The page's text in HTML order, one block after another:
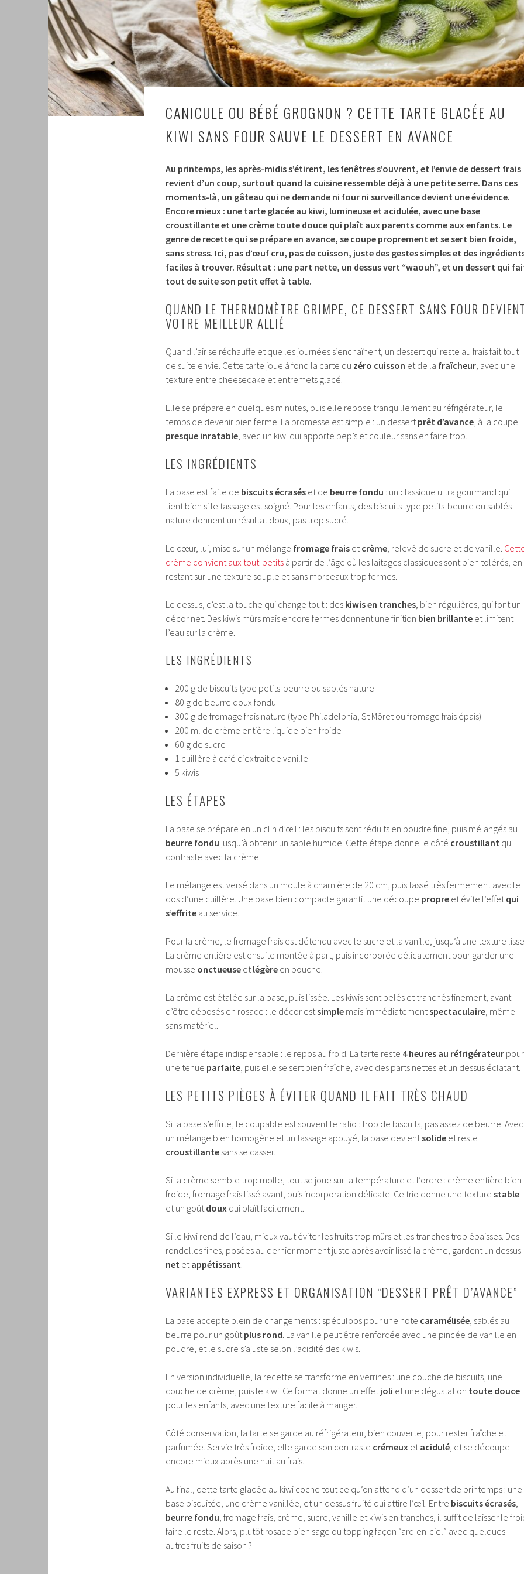
CANICULE OU BÉBÉ GROGNON ? CETTE TARTE GLACÉE AU
KIWI SANS FOUR SAUVE LE DESSERT EN AVANCE
Au printemps, les après-midis s’étirent, les fenêtres s’ouvrent, et l’envie de dessert frais
revient d’un coup, surtout quand la cuisine ressemble déjà à une petite serre. Dans ces
moments-là, un gâteau qui ne demande ni four ni surveillance devient une évidence.
Encore mieux : une tarte glacée au kiwi, lumineuse et acidulée, avec une base
croustillante et une crème toute douce qui plaît aux parents comme aux enfants. Le
genre de recette qui se prépare en avance, se coupe proprement et se sert bien froide,
sans stress. Ici, pas d’œuf cru, pas de cuisson, juste des gestes simples et des
faciles à trouver. Résultat : une part nette, un dessus vert “waouh”, et un dessert qui
tout de suite son petit effet à table.
QUAND LE THERMOMÈTRE GRIMPE, CE DESSERT SANS FOUR
VOTRE MEILLEUR ALLIÉ
Quand l’air se réchauffe et que les journées s’enchaînent, un dessert qui reste au frais fait tout
de suite envie. Cette tarte joue à fond la carte du zéro cuisson et de la fraîcheur , avec une
texture entre cheesecake et entremets glacé.
Elle se prépare en quelques minutes, puis elle repose tranquillement au réfrigérateur, le
temps de devenir bien ferme. La promesse est simple : un dessert prêt d’avance , à la coupe
presque inratable , avec un kiwi qui apporte pep’s et couleur sans en faire trop.
LES INGRÉDIENTS
La base est faite de biscuits écrasés et de beurre fondu : un classique ultra gourmand qui
tient bien si le tassage est soigné. Pour les enfants, des biscuits type petits-beurre ou sablés
nature donnent un résultat doux, pas trop sucré.
Le cœur, lui, mise sur un mélange fromage frais et crème , relevé de sucre et de vanille.
crème convient aux tout-petits à partir de l’âge où les laitages classiques sont bien tolérés, en
restant sur une texture souple et sans morceaux trop fermes.
Le dessus, c’est la touche qui change tout : des kiwis en tranches , bien régulières, qui font un
décor net. Des kiwis mûrs mais encore fermes donnent une finition bien brillante et limitent
l’eau sur la crème.
LES INGRÉDIENTS
200 g de biscuits type petits-beurre ou sablés nature
80 g de beurre doux fondu
300 g de fromage frais nature (type Philadelphia, St Môret ou fromage frais épais)
200 ml de crème entière liquide bien froide
60 g de sucre
1 cuillère à café d’extrait de vanille
5 kiwis
LES ÉTAPES
La base se prépare en un clin d’œil : les biscuits sont réduits en poudre fine, puis mélangés au
beurre fondu jusqu’à obtenir un sable humide. Cette étape donne le côté croustillant qui
contraste avec la crème.
Le mélange est versé dans un moule à charnière de 20 cm, puis tassé très fermement avec le
dos d’une cuillère. Une base bien compacte garantit une découpe propre et évite l’effet qui
s’effrite au service.
Pour la crème, le fromage frais est détendu avec le sucre et la vanille, jusqu’à une texture
La crème entière est ensuite montée à part, puis incorporée délicatement pour garder une
mousse onctueuse et légère en bouche.
La crème est étalée sur la base, puis lissée. Les kiwis sont pelés et tranchés finement, avant
d’être déposés en rosace : le décor estsimple mais immédiatementspectaculaire , même
sans matériel.
Dernière étape indispensable : le repos au froid. La tarte reste 4 heures au réfrigérateur pour
une tenue parfaite , puis elle se sert bien fraîche, avec des parts nettes et un dessus éclatant.
LES PETITS PIÈGES À ÉVITER QUAND IL FAIT TRÈS CHAUD
Si la base s’effrite, le coupable est souvent le ratio : trop de biscuits, pas assez de beurre. Avec
un mélange bien homogène et un tassage appuyé, la base devientsolide et reste
croustillante sans se casser.
Si la crème semble trop molle, tout se joue sur la température et l’ordre : crème entière bien
froide, fromage frais lissé avant, puis incorporation délicate. Ce trio donne une texture stable
et un goût doux qui plaît facilement.
Si le kiwi rend de l’eau, mieux vaut éviter les fruits trop mûrs et les tranches trop épaisses. Des
rondelles fines, posées au dernier moment juste après avoir lissé la crème, gardent un dessus
net et appétissant
VARIANTES EXPRESS ET ORGANISATION “DESSERT PRÊT D’AVANCE”
La base accepte plein de changements : spéculoos pour une note caramélisée , sablés au
beurre pour un goût plus rond . La vanille peut être renforcée avec une pincée de vanille en
poudre, et le sucre s’ajuste selon l’acidité des kiwis.
En version individuelle, la recette se transforme en verrines : une couche de biscuits, une
couche de crème, puis le kiwi. Ce format donne un effet joli et une dégustation toute douce
pour les enfants, avec une texture facile à manger.
Côté conservation, la tarte se garde au réfrigérateur, bien couverte, pour rester fraîche et
parfumée. Servie très froide, elle garde son contraste crémeux et acidulé , et se découpe
encore mieux après une nuit au frais.
Au final, cette tarte glacée au kiwi coche tout ce qu’on attend d’un dessert de printemps : une
base biscuitée, une crème vanillée, et un dessus fruité qui attire l’œil. Entre biscuits écrasés
beurre fondu , fromage frais, crème, sucre, vanille et kiwis en tranches, il suffit de laisser le
faire le reste. Alors, plutôt rosace bien sage ou topping façon “arc-en-ciel” avec quelques
autres fruits de saison ?